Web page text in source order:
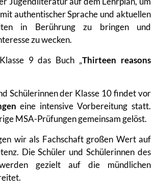
authentischer Sprache und aktuellen
in Berührung zu bringen und
zu wecken.
9 das Buch „Thirteen reasons
Schülerinnen der Klasse 10 findet vor
eine intensive Vorbereitung statt.
MSA-Prüfungen gemeinsam gelöst.
wir als Fachschaft großen Wert auf
Die Schüler und Schülerinnen des
gezielt auf die mündlichen